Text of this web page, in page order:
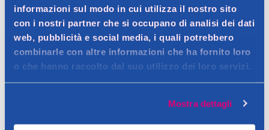
informazioni sul modo in cui utilizza il nostro sito
con i nostri partner che si occupano di analisi dei dati
web, pubblicità e social media, i quali potrebbero
combinarle con altre informazioni che ha fornito loro
o che hanno raccolto dal suo utilizzo dei loro servizi.
Mostra dettagli
Integratore alimentare con edulcoranti a base di Collagene
Idrolizzato per il normale funzionamento della pelle. La
Vitamina C contribuisce alla normale formazione del collagene
per la funzione della pelle.14 bustine in polvere.
Contatto del produttore
Dettagli
Collagene idrolizzato (Verisol). La Vitamina C contribuisce alla
normale formazione del collagene per la normale funzione
della pelle. Gusto fragola.
Ingredienti
edulcoranti: sorbitolo, sucralosio; acido L-ascorbico (vitamina
C), aroma, acidificante: acido malico; ialuronato di sodio,